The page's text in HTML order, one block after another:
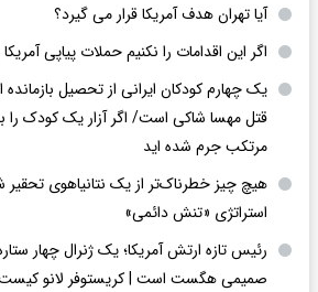
آیا تهران هدف آمریکا قرار می گیرد؟
اگر این اقدامات را نکنیم حملات پیاپی
یک چهارم کودکان ایرانی از تحصیل
قتل مهسا شاکی است/ اگر آزار یک کودک را
مرتکب جرم شده اید
هیچ چیز خطرناک‌تر از یک نتانیاهوی تحقیر
استراتژی «تنش دائمی»
رئیس تازه ارتش آمریکا؛ یک ژنرال چهار
صمیمی هگست است | کریستوفر لانو